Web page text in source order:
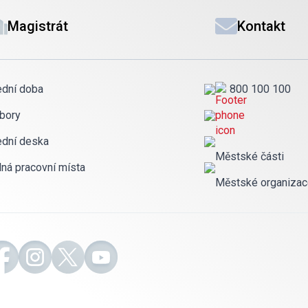
Magistrát
doba
deska
pracovní místa
Kontakt
800 100 100
Městské části
Městské